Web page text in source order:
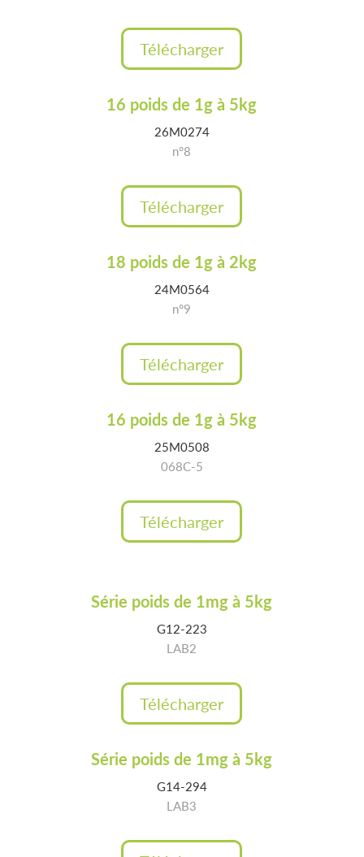
Télécharger
16 poids de 1g à 5kg
26M0274
n°8
Télécharger
18 poids de 1g à 2kg
24M0564
n°9
Télécharger
16 poids de 1g à 5kg
25M0508
068C-5
Télécharger
Série poids de 1mg à 5kg
G12-223
LAB2
Télécharger
Série poids de 1mg à 5kg
G14-294
LAB3